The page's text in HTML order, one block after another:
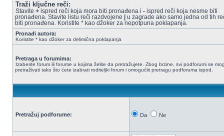
Traži ključne reči:
Stavite + ispred reči koja mora biti pronađena i - ispred reči koja nesme biti
pronađena. Stavite listu reči razdvojene
u zagrade ako samo jedna od tih
biti pronađena. Koristite * kao džoker za nepotpuna poklapanja.
Pronađi autora:
Koristite * kao džoker za delimična poklapanja
Pretraga u forumima:
Izaberite forum ili forume u kojima želite da pretražujete. Zbog brzine, svi podforumi se
pretraživati tako što ćete izabrati roditeljki forum i omogućiti pretragu podforuma ispod.
Pretražuj podforume: Da Ne